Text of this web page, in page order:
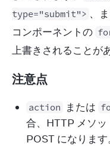
type="submit"> 、
コンポーネントの
上書きされることが
注意点
action または
合、HTTP メソッ
POST になります